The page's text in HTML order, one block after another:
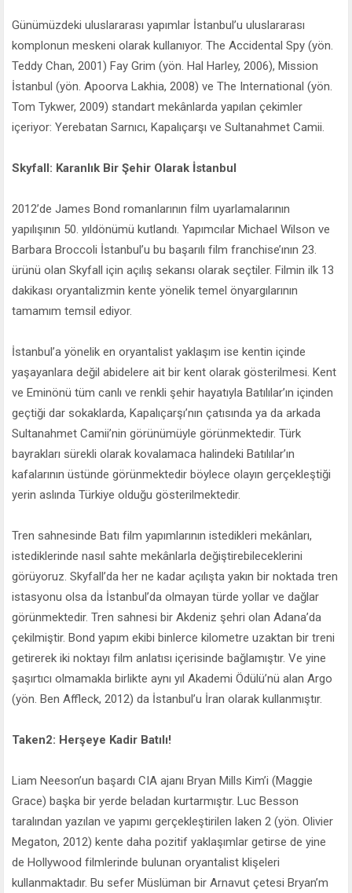
Günümüzdeki uluslararası yapımlar İstanbul’u uluslararası
komplonun meskeni olarak kullanıyor. The Accidental Spy (yön.
Teddy Chan, 2001) Fay Grim (yön. Hal Harley, 2006), Mission
İstanbul (yön. Apoorva Lakhia, 2008) ve The International (yön.
Tom Tykwer, 2009) standart mekânlarda yapılan çekimler
içeriyor: Yerebatan Sarnıcı, Kapalıçarşı ve Sultanahmet Camii.
Skyfall: Karanlık Bir Şehir Olarak İstanbul
2012’de James Bond romanlarının film uyarlamalarının
yapılışının 50. yıldönümü kutlandı. Yapımcılar Michael Wilson ve
Barbara Broccoli İstanbul’u bu başarılı film franchise’ının 23.
ürünü olan Skyfall için açılış sekansı olarak seçtiler. Filmin ilk 13
dakikası oryantalizmin kente yönelik temel önyargılarının
tamamım temsil ediyor.
İstanbul’a yönelik en oryantalist yaklaşım ise kentin içinde
yaşayanlara değil abidelere ait bir kent olarak gösterilmesi. Kent
ve Eminönü tüm canlı ve renkli şehir hayatıyla Batılılar’ın içinden
geçtiği dar sokaklarda, Kapalıçarşı’nın çatısında ya da arkada
Sultanahmet Camii’nin görünümüyle görünmektedir. Türk
bayrakları sürekli olarak kovalamaca halindeki Batılılar’ın
kafalarının üstünde görünmektedir böylece olayın gerçekleştiği
yerin aslında Türkiye olduğu gösterilmektedir.
Tren sahnesinde Batı film yapımlarının istedikleri mekânları,
istediklerinde nasıl sahte mekânlarla değiştirebileceklerini
görüyoruz. Skyfall’da her ne kadar açılışta yakın bir noktada tren
istasyonu olsa da İstanbul’da olmayan türde yollar ve dağlar
görünmektedir. Tren sahnesi bir Akdeniz şehri olan Adana’da
çekilmiştir. Bond yapım ekibi binlerce kilometre uzaktan bir treni
getirerek iki noktayı film anlatısı içerisinde bağlamıştır. Ve yine
şaşırtıcı olmamakla birlikte aynı yıl Akademi Ödülü’nü alan Argo
(yön. Ben Affleck, 2012) da İstanbul’u İran olarak kullanmıştır.
Taken2: Herşeye Kadir Batılı!
Liam Neeson’un başardı CIA ajanı Bryan Mills Kim’i (Maggie
Grace) başka bir yerde beladan kurtarmıştır. Luc Besson
taralından yazılan ve yapımı gerçekleştirilen laken 2 (yön. Olivier
Megaton, 2012) kente daha pozitif yaklaşımlar getirse de yine
de Hollywood filmlerinde bulunan oryantalist klişeleri
kullanmaktadır. Bu sefer Müslüman bir Arnavut çetesi Bryan’m